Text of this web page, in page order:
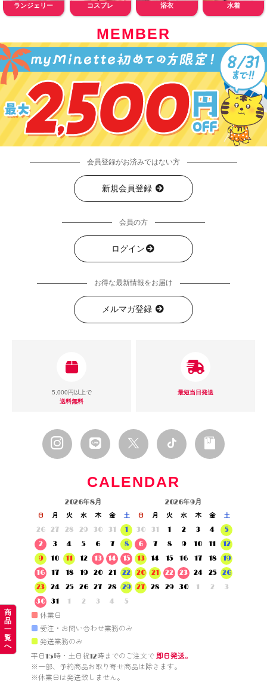
商
品
一
覧
へ
ランジェリー コスプレ 浴衣 水着
MEMBER
会員登録がお済みではない方
新規会員登録
会員の方
ログイン
お得な最新情報をお届け
メルマガ登録
5,000円以上で
送料無料
最短当日発送
CALENDAR
2026年8月
日 月 火 水 木 金
土
26
27 28 29 30 31
1
2
3 4 5 6 7
8
9
10 11 12 13 14
15
16
17 18 19 20 21
22
23
24 25 26 27 28
29
30
31 1 2 3 4 5
2026年9月
日 月 火 水 木 金
土
30
31 1 2 3 4
5
6
7 8 9 10 11
12
13
14 15 16 17 18
19
20
21 22 23 24 25
26
27
28 29 30 1 2 3
■ 休業日
■ 受注・お問い合わせ業務のみ
■ 発送業務のみ
平日15時・土日祝12時までのご注文で 即日発送。
※一部、予約商品お取り寄せ商品は除きます。
※休業日は発送致しません。